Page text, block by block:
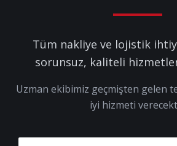
Tüm nakliye ve lojistik
sorunsuz, kaliteli
Uzman ekibimiz geçmişten gelen
iyi hizmeti